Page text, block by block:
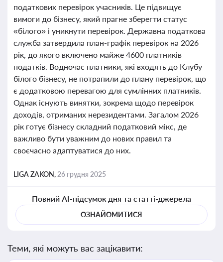
податкових перевірок учасників. Це підвищує
вимоги до бізнесу, який прагне зберегти статус
«білого» і уникнути перевірок. Державна податкова
служба затвердила план-графік перевірок на 2026
рік, до якого включено майже 4600 платників
податків. Водночас платники, які входять до Клубу
білого бізнесу, не потрапили до плану перевірок, що
є додатковою перевагою для сумлінних платників.
Однак існують винятки, зокрема щодо перевірок
доходів, отриманих нерезидентами. Загалом 2026
рік готує бізнесу складний податковий мікс, де
важливо бути уважним до нових правил та
своєчасно адаптуватися до них.
LIGA ZAKON, 26 грудня 2025
Повний AI-підсумок дня та статті-джерела
ОЗНАЙОМИТИСЯ
Теми, які можуть вас зацікавити: